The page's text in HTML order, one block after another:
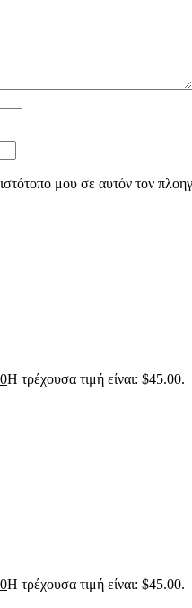
μου σε αυτόν τον
Η τρέχουσα τιμή είναι: $45.00.
Η τρέχουσα τιμή είναι: $45.00.